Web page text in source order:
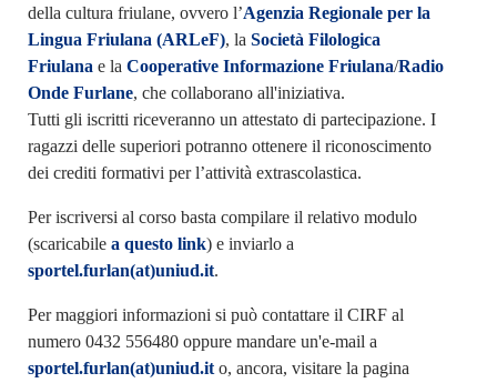
della cultura friulane, ovvero l’Agenzia Regionale per la
Lingua Friulana (ARLeF), la Società Filologica
Friulana e la Cooperative Informazione Friulana/Radio
Onde Furlane, che collaborano all'iniziativa.
Tutti gli iscritti riceveranno un attestato di partecipazione. I
ragazzi delle superiori potranno ottenere il riconoscimento
dei crediti formativi per l’attività extrascolastica.
Per iscriversi al corso basta compilare il relativo modulo
(scaricabile a questo link) e inviarlo a
sportel.furlan(at)uniud.it.
Per maggiori informazioni si può contattare il CIRF al
numero 0432 556480 oppure mandare un'e-mail a
sportel.furlan(at)uniud.ito, ancora, visitare la pagina